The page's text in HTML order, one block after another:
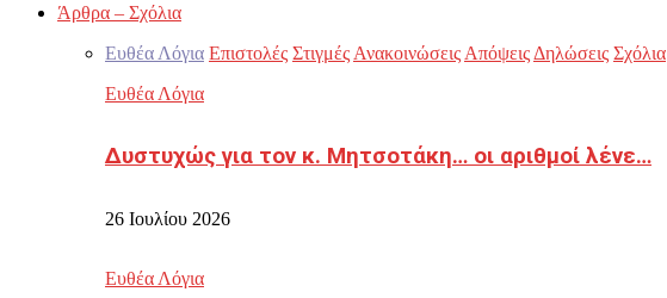
Άρθρα – Σχόλια
Ευθέα Λόγια Επιστολές Στιγμές Ανακοινώσεις Απόψεις Δηλώσεις Σχόλια
Ευθέα Λόγια
Δυστυχώς για τον κ. Μητσοτάκη… οι αριθμοί λένε…
26 Ιουλίου 2026
Ευθέα Λόγια